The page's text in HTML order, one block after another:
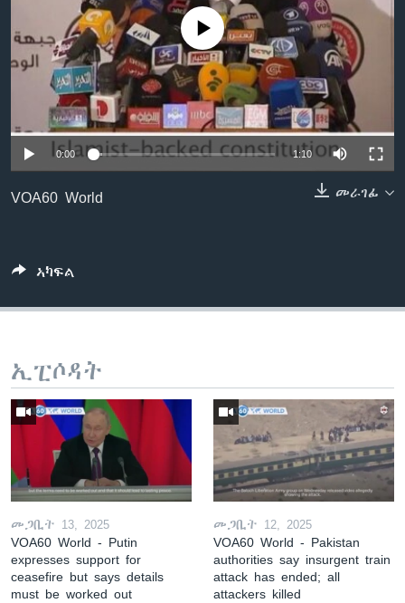
ቂሔ ጽልሚ
ቋንቋታትNo media source currently available
0:00 1:10
መራገፊ
VOA60 World
ኣካፍል
ኢፒሶዳት
መጋቢት 13, 2025
VOA60 World - Putin
expresses support for
ceasefire but says details
must be worked out
መጋቢት 12, 2025
VOA60 World - Pakistan
authorities say insurgent train
attack has ended; all
attackers killed